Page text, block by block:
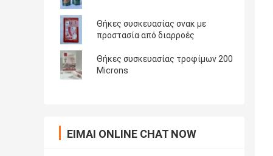
Θήκες συσκευασίας σνακ με
προστασία από διαρροές
Θήκες συσκευασίας τροφίμων 200
Microns
ΕΊΜΑΙ ONLINE CHAT NOW